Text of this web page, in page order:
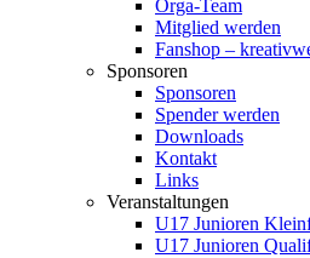
Orga-Team
Mitglied werden
Fanshop –
Sponsoren
Sponsoren
Spender werden
Downloads
Kontakt
Links
Veranstaltungen
U17 Junioren
U17 Junioren